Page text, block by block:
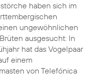
haben sich im
ungewöhnlichen
ausgesucht: In
hat das Vogelpaar
einem
von Telefónica